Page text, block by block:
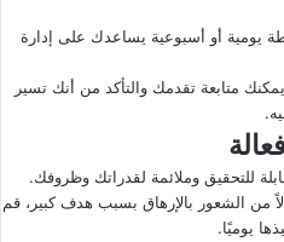
يومية أو أسبوعية يساعدك على إدارة
متابعة تقدمك والتأكد من أنك تسير
للتحقيق وملائمة لقدراتك وظروفك.
من الشعور بالإرهاق بسبب هدف كبير، قم
يوميًا.